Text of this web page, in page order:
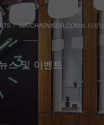
WATCHADVISOR.COM의 시각
스 및 이벤트